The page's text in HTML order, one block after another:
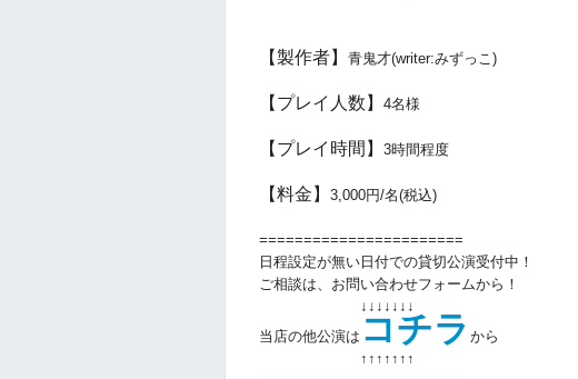
【製作者】 青鬼才(writer:みずっこ)
【プレイ人数】 4名様
【プレイ時間】 3時間程度
【料金】 3 ,000円/名(税込)
=======================
日程設定が無い日付での貸切公演受付中！
ご相談は、お問い合わせフォームから！
↓↓↓↓↓↓↓
当店の他公演は コチラ から
↑↑ ↑↑ ↑↑ ↑